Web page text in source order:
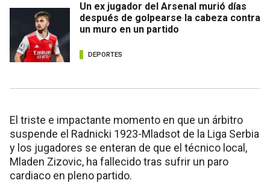
Un ex jugador del Arsenal murió días
después de golpearse la cabeza contra
un muro en un partido
DEPORTES
El triste e impactante momento en que un árbitro
suspende el Radnicki 1923-Mladsot de la Liga Serbia
y los jugadores se enteran de que el técnico local,
Mladen Zizovic, ha fallecido tras sufrir un paro
cardiaco en pleno partido.